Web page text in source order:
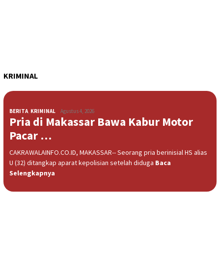
KRIMINAL
BERITA, KRIMINAL Agustus 4, 2026
Pria di Makassar Bawa Kabur Motor
Pacar …
CAKRAWALAINFO.CO.ID, MAKASSAR-- Seorang pria berinisial HS alias
U (32) ditangkap aparat kepolisian setelah diduga Baca
Selengkapnya